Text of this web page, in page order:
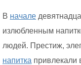
В начале
излюбленным
людей. Престиж,
напитка привлекали